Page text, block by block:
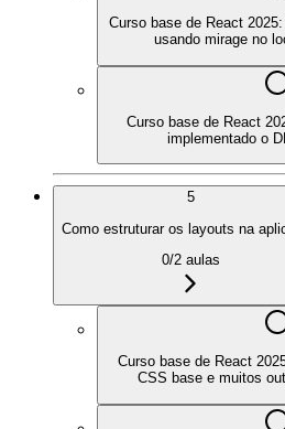
Curso base de React
usando mirage no
Curso base de React
implementado o
5
Como estruturar os layouts na
0/2aulas
Curso base de React
CSS base e muitos